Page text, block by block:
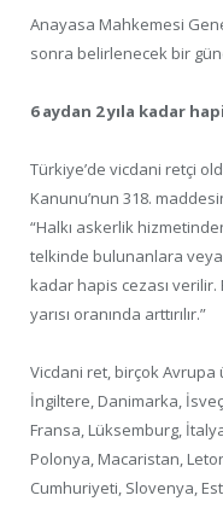
Anayasa Mahkemesi
sonra belirlenecek bir
6 aydan 2 yıla kadar
Türkiye’de vicdani retçi
Kanunu’nun 318.
“Halkı askerlik
telkinde bulunanlara
kadar hapis cezası verilir.
yarısı oranında arttırılır.”
Vicdani ret, birçok Avrupa
İngiltere, Danimarka,
Fransa, Lüksemburg,
Polonya, Macaristan,
Cumhuriyeti, Slovenya,